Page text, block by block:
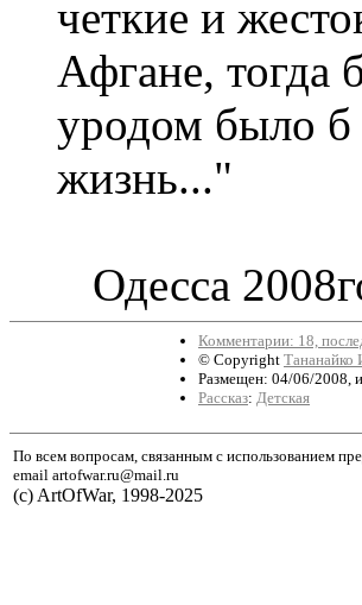
четкие и
Афгане, тогда
уродом было
жизнь..."
Одесса
Комментарии: 18,
© Copyright Тананайко
Размещен: 04/06/2008,
Рассказ: Детская
По всем вопросам, связанным с использованием
email artofwar.ru@mail.ru
(с) ArtOfWar, 1998-2025